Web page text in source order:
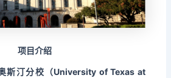
项目介绍
斯汀分校（University of Texas at